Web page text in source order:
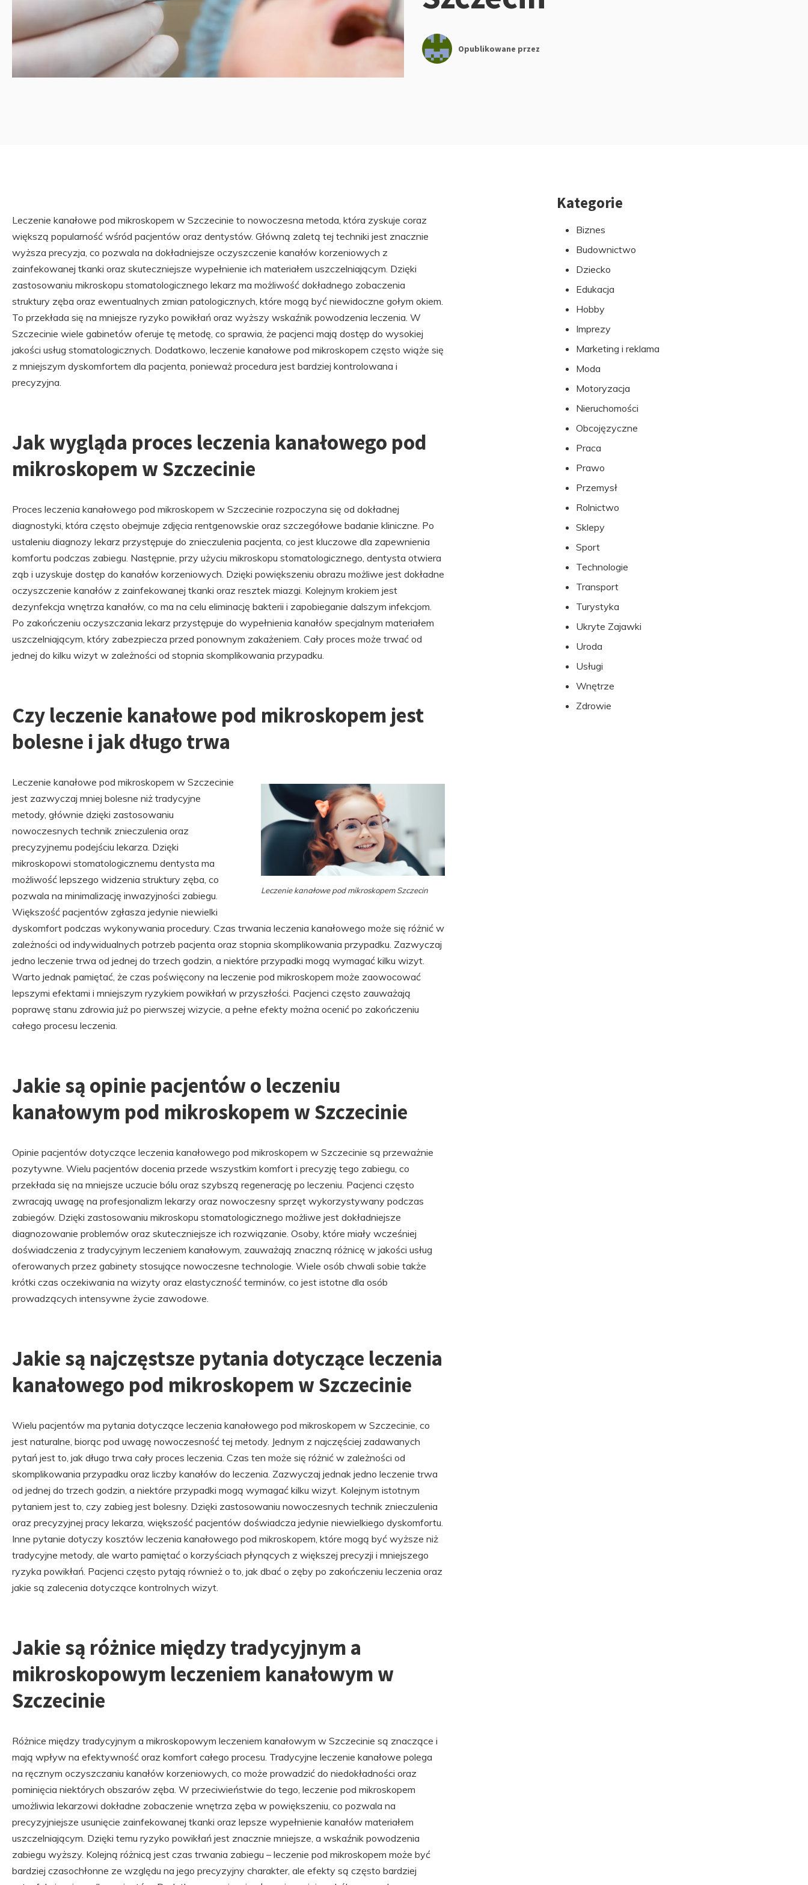
Opublikowane przez
Leczenie kanałowe pod mikroskopem w Szczecinie to nowoczesna metoda, która zyskuje coraz
większą popularność wśród pacjentów oraz dentystów. Główną zaletą tej techniki jest znacznie
wyższa precyzja, co pozwala na dokładniejsze oczyszczenie kanałów korzeniowych z
zainfekowanej tkanki oraz skuteczniejsze wypełnienie ich materiałem uszczelniającym. Dzięki
zastosowaniu mikroskopu stomatologicznego lekarz ma możliwość dokładnego zobaczenia
struktury zęba oraz ewentualnych zmian patologicznych, które mogą być niewidoczne gołym okiem.
To przekłada się na mniejsze ryzyko powikłań oraz wyższy wskaźnik powodzenia leczenia. W
Szczecinie wiele gabinetów oferuje tę metodę, co sprawia, że pacjenci mają dostęp do wysokiej
jakości usług stomatologicznych. Dodatkowo, leczenie kanałowe pod mikroskopem często wiąże się
z mniejszym dyskomfortem dla pacjenta, ponieważ procedura jest bardziej kontrolowana i
precyzyjna.
Jak wygląda proces leczenia kanałowego pod
mikroskopem w Szczecinie
Proces leczenia kanałowego pod mikroskopem w Szczecinie rozpoczyna się od dokładnej
diagnostyki, która często obejmuje zdjęcia rentgenowskie oraz szczegółowe badanie kliniczne. Po
ustaleniu diagnozy lekarz przystępuje do znieczulenia pacjenta, co jest kluczowe dla zapewnienia
komfortu podczas zabiegu. Następnie, przy użyciu mikroskopu stomatologicznego, dentysta otwiera
ząb i uzyskuje dostęp do kanałów korzeniowych. Dzięki powiększeniu obrazu możliwe jest dokładne
oczyszczenie kanałów z zainfekowanej tkanki oraz resztek miazgi. Kolejnym krokiem jest
dezynfekcja wnętrza kanałów, co ma na celu eliminację bakterii i zapobieganie dalszym infekcjom.
Po zakończeniu oczyszczania lekarz przystępuje do wypełnienia kanałów specjalnym materiałem
uszczelniającym, który zabezpiecza przed ponownym zakażeniem. Cały proces może trwać od
jednej do kilku wizyt w zależności od stopnia skomplikowania przypadku.
Czy leczenie kanałowe pod mikroskopem jest
bolesne i jak długo trwa
Leczenie kanałowe pod mikroskopem Szczecin
Leczenie kanałowe pod mikroskopem w Szczecinie
jest zazwyczaj mniej bolesne niż tradycyjne
metody, głównie dzięki zastosowaniu
nowoczesnych technik znieczulenia oraz
precyzyjnemu podejściu lekarza. Dzięki
mikroskopowi stomatologicznemu dentysta ma
możliwość lepszego widzenia struktury zęba, co
pozwala na minimalizację inwazyjności zabiegu.
Większość pacjentów zgłasza jedynie niewielki
dyskomfort podczas wykonywania procedury. Czas trwania leczenia kanałowego może się różnić w
zależności od indywidualnych potrzeb pacjenta oraz stopnia skomplikowania przypadku. Zazwyczaj
jedno leczenie trwa od jednej do trzech godzin, a niektóre przypadki mogą wymagać kilku wizyt.
Warto jednak pamiętać, że czas poświęcony na leczenie pod mikroskopem może zaowocować
lepszymi efektami i mniejszym ryzykiem powikłań w przyszłości. Pacjenci często zauważają
poprawę stanu zdrowia już po pierwszej wizycie, a pełne efekty można ocenić po zakończeniu
całego procesu leczenia.
Jakie są opinie pacjentów o leczeniu
kanałowym pod mikroskopem w Szczecinie
Opinie pacjentów dotyczące leczenia kanałowego pod mikroskopem w Szczecinie są przeważnie
pozytywne. Wielu pacjentów docenia przede wszystkim komfort i precyzję tego zabiegu, co
przekłada się na mniejsze uczucie bólu oraz szybszą regenerację po leczeniu. Pacjenci często
zwracają uwagę na profesjonalizm lekarzy oraz nowoczesny sprzęt wykorzystywany podczas
zabiegów. Dzięki zastosowaniu mikroskopu stomatologicznego możliwe jest dokładniejsze
diagnozowanie problemów oraz skuteczniejsze ich rozwiązanie. Osoby, które miały wcześniej
doświadczenia z tradycyjnym leczeniem kanałowym, zauważają znaczną różnicę w jakości usług
oferowanych przez gabinety stosujące nowoczesne technologie. Wiele osób chwali sobie także
krótki czas oczekiwania na wizyty oraz elastyczność terminów, co jest istotne dla osób
prowadzących intensywne życie zawodowe.
Jakie są najczęstsze pytania dotyczące leczenia
kanałowego pod mikroskopem w Szczecinie
Wielu pacjentów ma pytania dotyczące leczenia kanałowego pod mikroskopem w Szczecinie, co
jest naturalne, biorąc pod uwagę nowoczesność tej metody. Jednym z najczęściej zadawanych
pytań jest to, jak długo trwa cały proces leczenia. Czas ten może się różnić w zależności od
skomplikowania przypadku oraz liczby kanałów do leczenia. Zazwyczaj jednak jedno leczenie trwa
od jednej do trzech godzin, a niektóre przypadki mogą wymagać kilku wizyt. Kolejnym istotnym
pytaniem jest to, czy zabieg jest bolesny. Dzięki zastosowaniu nowoczesnych technik znieczulenia
oraz precyzyjnej pracy lekarza, większość pacjentów doświadcza jedynie niewielkiego dyskomfortu.
Inne pytanie dotyczy kosztów leczenia kanałowego pod mikroskopem, które mogą być wyższe niż
tradycyjne metody, ale warto pamiętać o korzyściach płynących z większej precyzji i mniejszego
ryzyka powikłań. Pacjenci często pytają również o to, jak dbać o zęby po zakończeniu leczenia oraz
jakie są zalecenia dotyczące kontrolnych wizyt.
Jakie są różnice między tradycyjnym a
mikroskopowym leczeniem kanałowym w
Szczecinie
Różnice między tradycyjnym a mikroskopowym leczeniem kanałowym w Szczecinie są znaczące i
mają wpływ na efektywność oraz komfort całego procesu. Tradycyjne leczenie kanałowe polega
na ręcznym oczyszczaniu kanałów korzeniowych, co może prowadzić do niedokładności oraz
pominięcia niektórych obszarów zęba. W przeciwieństwie do tego, leczenie pod mikroskopem
umożliwia lekarzowi dokładne zobaczenie wnętrza zęba w powiększeniu, co pozwala na
precyzyjniejsze usunięcie zainfekowanej tkanki oraz lepsze wypełnienie kanałów materiałem
uszczelniającym. Dzięki temu ryzyko powikłań jest znacznie mniejsze, a wskaźnik powodzenia
zabiegu wyższy. Kolejną różnicą jest czas trwania zabiegu – leczenie pod mikroskopem może być
bardziej czasochłonne ze względu na jego precyzyjny charakter, ale efekty są często bardziej
PrzejdźKategorie
Biznes
Budownictwo
Dziecko
Edukacja
Hobby
Imprezy
Marketing i reklama
Moda
Motoryzacja
Nieruchomości
Obcojęzyczne
Praca
Prawo
Przemysł
Rolnictwo
Sklepy
Sport
Technologie
Transport
Turystyka
Ukryte Zajawki
Uroda
Usługi
Wnętrze
Zdrowie